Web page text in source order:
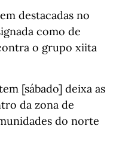
destacadas no
como de
o grupo xiita
[sábado] deixa as
da zona de
do norte